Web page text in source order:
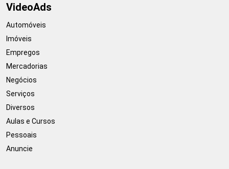
VideoAds
Automóveis
Imóveis
Empregos
Mercadorias
Negócios
Serviços
Diversos
Aulas e Cursos
Pessoais
Anuncie